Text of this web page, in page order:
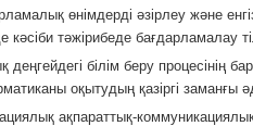
өнімдерді әзірлеу және
кәсіби тәжірибеде бағдарламалау
деңгейдегі білім беру процесінің
оқытудың қазіргі заманғы
ақпараттық-